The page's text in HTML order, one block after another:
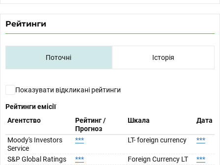
Рейтинги
Поточні Історія
Показувати відкликані рейтинги
Рейтинги емісії
Агентство
Рейтинг /
Прогноз
Шкала Дата
Moody's Investors
Service
*** LT- foreign currency ***
S&P Global Ratings *** Foreign Currency LT
***